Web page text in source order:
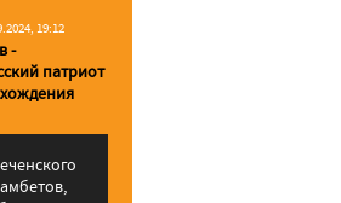
19:12
-
патриот